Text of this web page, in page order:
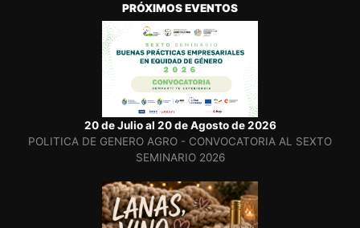
PRÓXIMOS EVENTOS
20 de Julio al 20 de Agosto de 2026
POLITICA DE GENERO AGRO - CONVOCATORIA AL SEXTO
SEMINARIO 2026